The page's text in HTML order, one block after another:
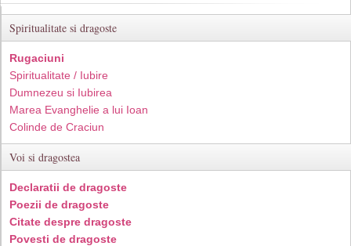
Spiritualitate si dragoste
Rugaciuni
Spiritualitate / Iubire
Dumnezeu si Iubirea
Marea Evanghelie a lui Ioan
Colinde de Craciun
Voi si dragostea
Declaratii de dragoste
Poezii de dragoste
Citate despre dragoste
Povesti de dragoste